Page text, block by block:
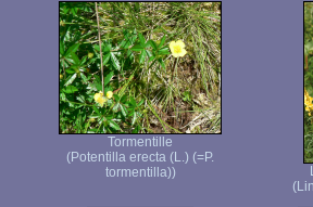
Tormentille
(Potentilla erecta (L.) (=P.
tormentilla))